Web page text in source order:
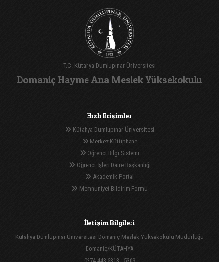
T.C. Kütahya Dumlupınar Üniversitesi
Domaniç Hayme Ana Meslek Yüksekokulu
Hızlı Erişimler
Kütahya Dumlupınar Üniversitesi
Merkez Kütüphane
Öğrenci Bilgi Sistemi
Öğrenci İşleri Daire Başkanlığı
Akademik Portal
Memnuniyet Bildirim Formu
İletişim Bilgileri
Kütahya Dumlupınar Üniversitesi Domaniç Meslek Yüksekokulu Müdürlüğü
Domaniç/KÜTAHYA
0274 443 5313 - 5309